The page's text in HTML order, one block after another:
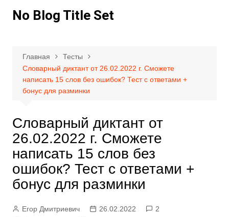
No Blog Title Set
Главная
Тесты
Словарный диктант от 26.02.2022 г. Сможете
написать 15 слов без ошибок? Тест с ответами +
бонус для разминки
Словарный диктант от
26.02.2022 г. Сможете
написать 15 слов без
ошибок? Тест с ответами +
бонус для разминки
Егор Дмитриевич 26.02.2022
2